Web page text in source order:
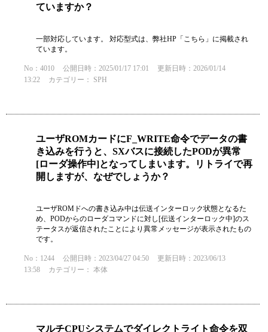
ていますか？
一部対応しています。 対応型式は、弊社HP「こちら」に掲載され
ています。
No：4010 公開日時：2025/01/17 17:01
更新日時：2026/01/14
13:22
カテゴリー： SPH
ユーザROMカードにF_WRITE命令でデータの書
き込みを行うと、SXバスに接続したPODが異常
[ローダ操作中]となってしまいます。リトライで再
開しますが、なぜでしょうか？
ユーザROMドへの書き込み中は伝送インターロック状態となるた
め、PODからのローダコマンドに対し[伝送インターロック中]のス
テータスが返信されたことにより異常メッセージが表示されたもの
です。
No：1244 公開日時：2023/04/27 04:50
更新日時：2023/06/13
13:58
カテゴリー： 本体
マルチCPUシステムでダイレクトライト命令を双